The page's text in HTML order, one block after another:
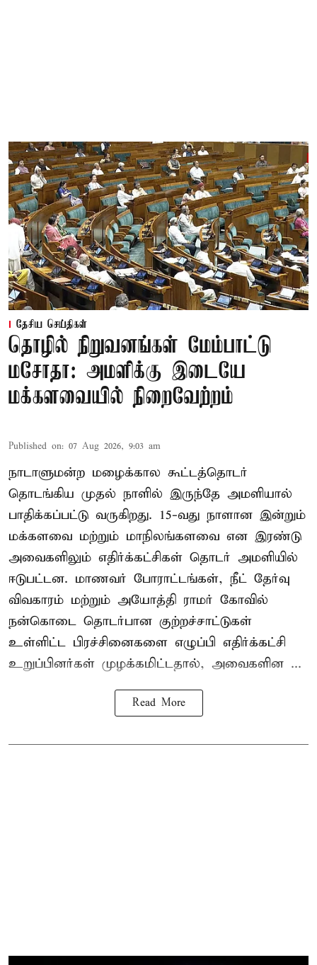
தேசிய செய்திகள்
தொழில் நிறுவனங்கள் மேம்பாட்டு
மசோதா: அமளிக்கு இடையே
மக்களவையில் நிறைவேற்றம்
Published on: 07 Aug 2026, 9:03 am
நாடாளுமன்ற மழைக்கால கூட்டத்தொடர்
தொடங்கிய முதல் நாளில் இருந்தே அமளியால்
பாதிக்கப்பட்டு வருகிறது. 15-வது நாளான இன்றும்
மக்களவை மற்றும் மாநிலங்களவை என இரண்டு
அவைகளிலும் எதிர்க்கட்சிகள் தொடர் அமளியில்
ஈடுபட்டன. மாணவர் போராட்டங்கள், நீட் தேர்வு
விவகாரம் மற்றும் அயோத்தி ராமர் கோவில்
நன்கொடை தொடர்பான குற்றச்சாட்டுகள்
உள்ளிட்ட பிரச்சினைகளை எழுப்பி எதிர்க்கட்சி
உறுப்பினர்கள் முழக்கமிட்டதால், அவைகளின ...
Read More